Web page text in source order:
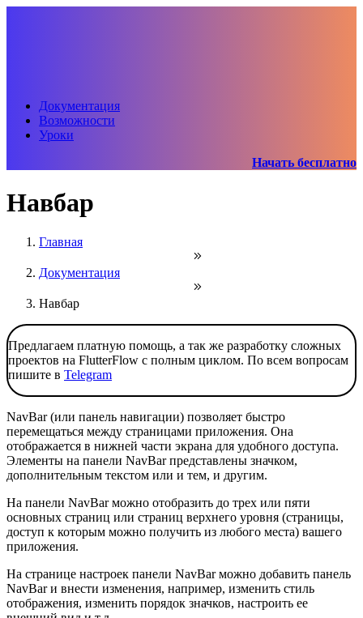
Документация
Возможности
Уроки
Начать бесплатно
Навбар
Главная
Документация
Навбар
Предлагаем платную помощь, а так же разработку сложных
проектов на FlutterFlow с полным циклом. По всем вопросам
пишите в Telegram
NavBar (или панель навигации) позволяет быстро
перемещаться между страницами приложения. Она
отображается в нижней части экрана для удобного доступа.
Элементы на панели NavBar представлены значком,
дополнительным текстом или и тем, и другим.
На панели NavBar можно отобразить до трех или пяти
основных страниц или страниц верхнего уровня (страницы,
доступ к которым можно получить из любого места) вашего
приложения.
На странице настроек панели NavBar можно добавить панель
NavBar и внести изменения, например, изменить стиль
отображения, изменить порядок значков, настроить ее